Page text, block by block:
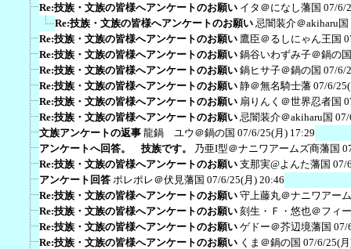
Re:技族・文族の皆様へアンケートのお願い イタ＠になし藩国 07/6/
Re:技族・文族の皆様へアンケートのお願い 忌闇装介＠akiharu国
Re:技族・文族の皆様へアンケートのお願い 鷹臣＠るしにゃん王国
Re:技族・文族の皆様へアンケートのお願い 鍋谷いわずみ子＠鍋の国
Re:技族・文族の皆様へアンケートのお願い 鍋ヒサ子＠鍋の国 07/6/
Re:技族・文族の皆様へアンケートのお願い 静＠無名騎士藩 07/6/
Re:技族・文族の皆様へアンケートのお願い 扇りんく＠世界忍者国
Re:技族・文族の皆様へアンケートのお願い 忌闇装介＠akiharu国
文族アンケートの返事 龍鍋 ユウ＠鍋の国 07/6/25(月) 17:29
アンケートへ回答。 技族です。
乃亜I型＠ナニワアームズ商藩国
Re:技族・文族の皆様へアンケートのお願い 支那実@よんた藩国 07/
アンケート回答 ポレポレ＠伏見藩国 07/6/25(月) 20:46
Re:技族・文族の皆様へアンケートのお願い 守上藤丸＠ナニワアー
Re:技族・文族の皆様へアンケートのお願い 刻生・Ｆ・悠也＠フィ
Re:技族・文族の皆様へアンケートのお願い ゲドー＠芥辺境藩国 07/
Re:技族・文族の皆様へアンケートのお願い くま＠鍋の国 07/6/25(